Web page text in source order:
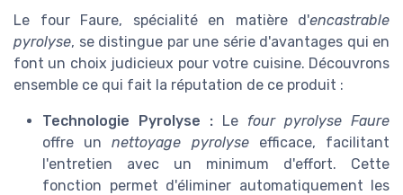
Le four Faure, spécialité en matière d'encastrable
pyrolyse, se distingue par une série d'avantages qui en
font un choix judicieux pour votre cuisine. Découvrons
ensemble ce qui fait la réputation de ce produit :
Technologie Pyrolyse : Le four pyrolyse Faure
offre unnettoyage pyrolyseefficace, facilitant
l'entretien avec un minimum d'effort. Cette
fonction permet d'éliminer automatiquement les